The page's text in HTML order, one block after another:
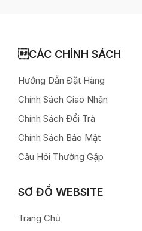
CÁC CHÍNH SÁCH
Hướng Dẫn Đặt Hàng
Chính Sách Giao Nhận
Chính Sách Đổi Trả
Chính Sách Bảo Mật
Câu Hỏi Thường Gặp
SƠ ĐỒ WEBSITE
Trang Chủ